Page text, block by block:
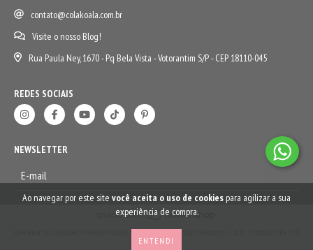
Ao navegar por este site você aceita o uso de cookies para agilizar a sua
experiência de compra.
ENTENDI
contato@colakoala.com.br
Visite o nosso Blog!
Rua Paula Ney, 1670 - Pq Bela Vista - Votorantim S/P - CEP 18110-045
REDES SOCIAIS
NEWSLETTER